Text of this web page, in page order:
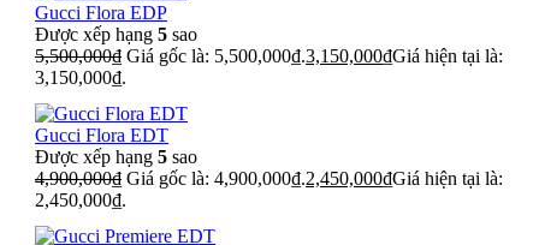
Gucci Flora EDP
Được xếp hạng 5 sao
5,500,000₫ Giá gốc là: 5,500,000₫.3,150,000₫Giá hiện tại là:
3,150,000₫.
Gucci Flora EDT
Được xếp hạng 5 sao
4,900,000₫ Giá gốc là: 4,900,000₫.2,450,000₫Giá hiện tại là:
2,450,000₫.